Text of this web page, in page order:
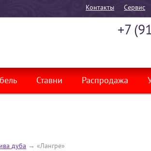
Контакты Cервис
+7
Ставни Распродажа
дуба → «Лангре»